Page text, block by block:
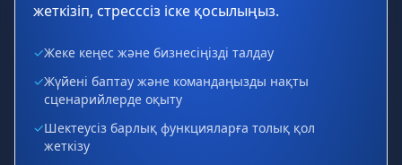
жеткізіп, стресссіз іске қосылыңыз.
✓Жеке кеңес және бизнесіңізді талдау
✓Жүйені баптау және командаңызды нақты
сценарийлерде оқыту
✓Шектеусіз барлық функцияларға толық қол
жеткізу